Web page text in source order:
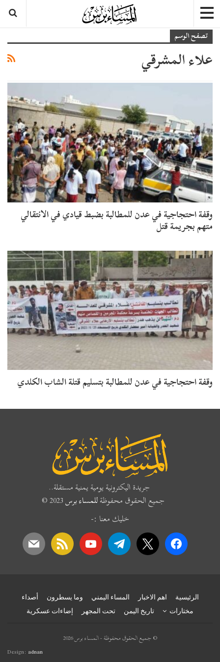
تصفح الوسم
علاء المشرقي
وقفة احتجاجية في عدن للمطالبة بضبط قيادي في الانتقالي
متهم بجريمة قتل
وقفة احتجاجية في عدن للمطالبة بتسليم قتلة الشاب الكلدي
جريدة اليكترونية يومية يمنية مستقلة..
جميع الحقوق محفوظةللمساء برس
خليك معنا :-
facebook
x
telegram
youtube
rss
mail
الرئيسية اهم الاخبار المساء اليمني وما يسطرون
أصداء
مختارات
تاريخ اليمن تحت المجهر إضاءات عسكرية
© جميع الحقوق محفوظة - المساء برس 2026
Design: adnan